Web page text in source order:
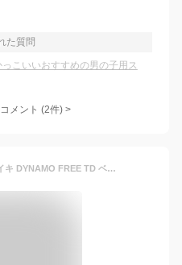
た質問
こいいおすすめの男の子用ス
メント (2件) >
【クーポン配布中】NIKE ナイキ DYNAMO FREE TD ベビーシューズ スリッポン ダイナモフリーTD 343938 512 ペルシアンバイオレット/スタジアムグリーン/ブラック/ホワイト キッズ シューズ 靴 スニーカー ベビー ASBee